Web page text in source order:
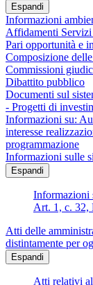
Espandi
Informazioni
Affidamenti
Pari opportunità e
Composizione
Commissioni
Dibattito pubblico
Documenti sul
- Progetti di
Informazioni su:
interesse
programmazione
Informazioni sulle
Espandi
Informazioni
Art. 1, c. 32,
Atti delle
distintamente per
Espandi
Atti relativi